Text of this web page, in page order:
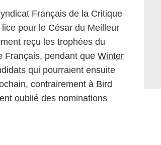
Français de la Critique
pour le César du Meilleur
reçu les trophées du
Français, pendant que Winter
qui pourraient ensuite
contrairement à Bird
oublié des nominations